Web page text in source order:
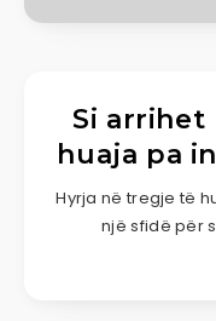
Si
huaja pa
Hyrja në tregje të
një sfidë për